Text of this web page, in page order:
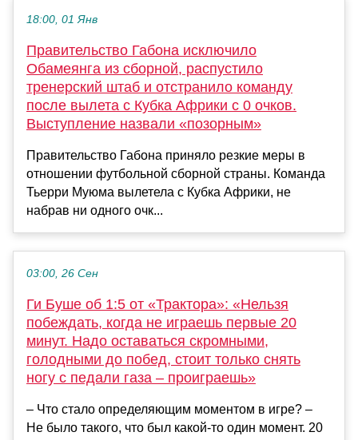
18:00, 01 Янв
Правительство Габона исключило
Обамеянга из сборной, распустило
тренерский штаб и отстранило команду
после вылета с Кубка Африки с 0 очков.
Выступление назвали «позорным»
Правительство Габона приняло резкие меры в
отношении футбольной сборной страны. Команда
Тьерри Муюма вылетела с Кубка Африки, не
набрав ни одного очк...
03:00, 26 Сен
Ги Буше об 1:5 от «Трактора»: «Нельзя
побеждать, когда не играешь первые 20
минут. Надо оставаться скромными,
голодными до побед, стоит только снять
ногу с педали газа – проиграешь»
– Что стало определяющим моментом в игре? –
Не было такого, что был какой-то один момент. 20